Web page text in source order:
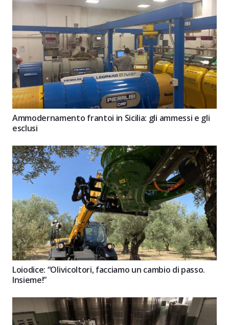
Ammodernamento frantoi in Sicilia: gli ammessi e gli
esclusi
Loiodice: “Olivicoltori, facciamo un cambio di passo.
Insieme!”